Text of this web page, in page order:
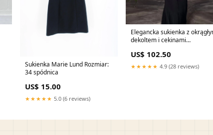
Sukienka Marie Lund Rozmiar:
34 spódnica
US$ 15.00
★★★★★ 5.0 (6 reviews)
Elegancka sukienka z
dekoltem i cekinami
US$ 102.50
★★★★★ 4.9 (28 reviews)